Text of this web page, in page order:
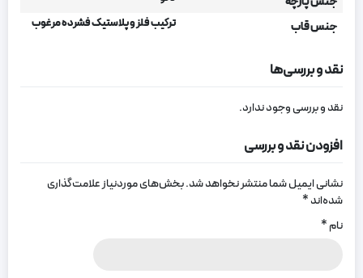
جنس قاب ترکیب فلز و پلاستیک فشرده مرغوب
نقد و بررسی‌ها
نقد و بررسی وجود ندارد.
افزودن نقد و بررسی
نشانی ایمیل شما منتشر نخواهد شد.بخش‌های موردنیاز علامت‌گذاری
شده‌اند*
نام*